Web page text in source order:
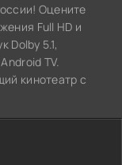
Оцените
Full HD и
Dolby 5.1,
TV.
кинотеатр с